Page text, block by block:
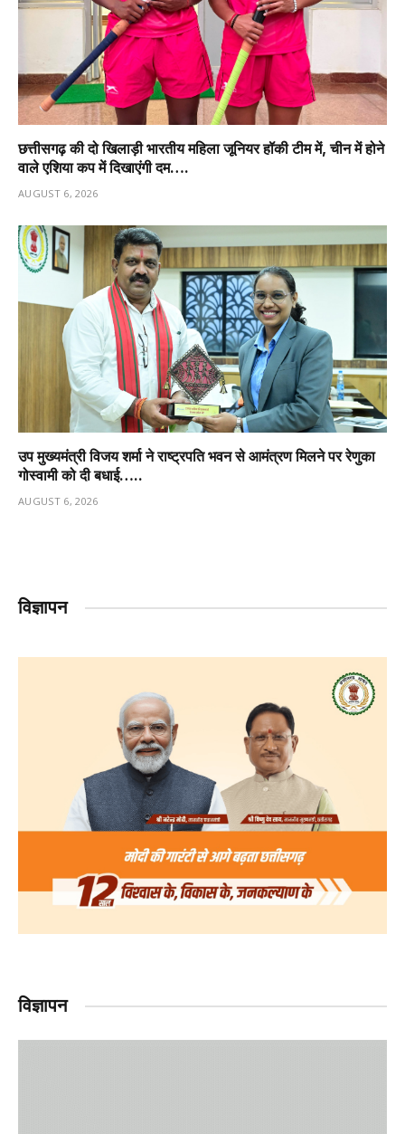
छत्तीसगढ़ की दो खिलाड़ी भारतीय महिला जूनियर हॉकी टीम में, चीन में होने
वाले एशिया कप में दिखाएंगी दम….
AUGUST 6, 2026
उप मुख्यमंत्री विजय शर्मा ने राष्ट्रपति भवन से आमंत्रण मिलने पर रेणुका
गोस्वामी को दी बधाई…..
AUGUST 6, 2026
विज्ञापन
विज्ञापन